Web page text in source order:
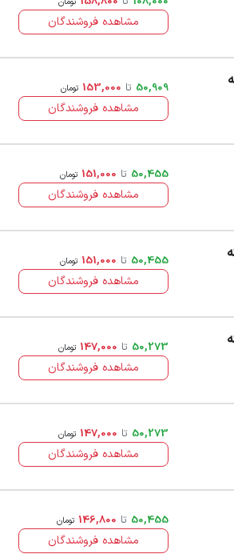
مشاهده فروشندگان
50,909 تا 153,000 تومان
مشاهده فروشندگان
50,455 تا 151,000 تومان
مشاهده فروشندگان
50,455 تا 151,000 تومان
مشاهده فروشندگان
50,273 تا 147,000 تومان
مشاهده فروشندگان
50,273 تا 147,000 تومان
مشاهده فروشندگان
50,455 تا 146,800 تومان
مشاهده فروشندگان